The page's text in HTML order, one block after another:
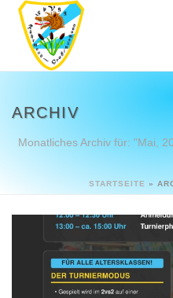
ARCHIV
Monatliches Archiv für: "Mai,
STARTSEITE »